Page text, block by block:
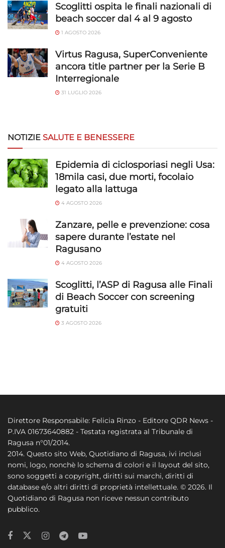
Scoglitti ospita le finali nazionali di
beach soccer dal 4 al 9 agosto
1 AGOSTO 2026
Virtus Ragusa, SuperConveniente
ancora title partner per la Serie B
Interregionale
31 LUGLIO 2026
NOTIZIE SALUTE E BENESSERE
Epidemia di ciclosporiasi negli Usa:
18mila casi, due morti, focolaio
legato alla lattuga
4 AGOSTO 2026
Zanzare, pelle e prevenzione: cosa
sapere durante l’estate nel
Ragusano
4 AGOSTO 2026
Scoglitti, l’ASP di Ragusa alle Finali
di Beach Soccer con screening
gratuiti
3 AGOSTO 2026
Direttore Responsabile: Felicia Rinzo - Editore QDR News -
P.IVA 01673640882 - Testata registrata al Tribunale di
Ragusa n°01/2014.
2014. Questo sito Web, Quotidiano di Ragusa, ivi inclusi
nomi, logo, nonchè lo schema di colori e il layout del sito,
sono soggetti a copyright, diritti sui marchi, diritti di
database e/o altri diritti di proprietà intellettuale. © 2026. Il
Quotidiano di Ragusa non riceve nessun contributo
pubblico.